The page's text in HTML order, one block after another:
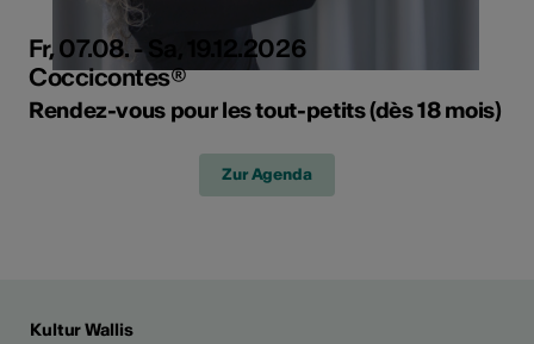
Fr, 07.08. - Sa, 19.12.2026
Coccicontes®
Rendez-vous pour les tout-petits (dès 18 mois)
Zur Agenda
Kultur Wallis